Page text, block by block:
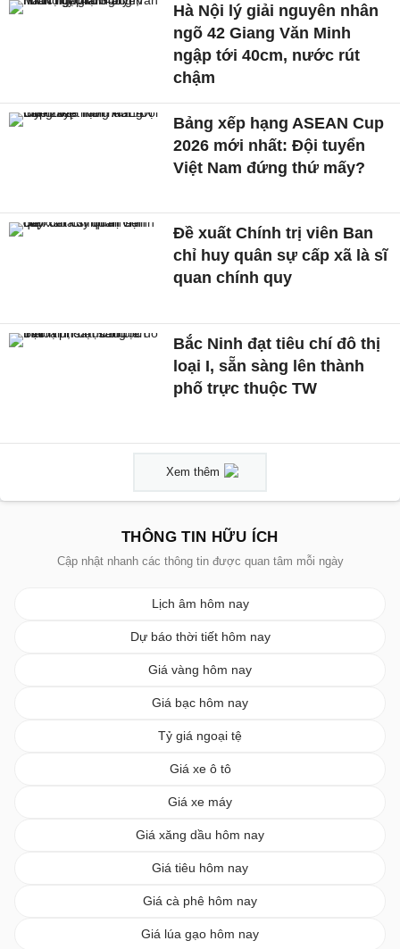
Hà Nội lý giải nguyên nhân
ngõ 42 Giang Văn Minh
ngập tới 40cm, nước rút
chậm
Bảng xếp hạng ASEAN Cup
2026 mới nhất: Đội tuyển
Việt Nam đứng thứ mấy?
Đề xuất Chính trị viên Ban
chỉ huy quân sự cấp xã là sĩ
quan chính quy
Bắc Ninh đạt tiêu chí đô thị
loại I, sẵn sàng lên thành
phố trực thuộc TW
Xem thêm
THÔNG TIN HỮU ÍCH
Cập nhật nhanh các thông tin được quan tâm mỗi ngày
Lịch âm hôm nay
Dự báo thời tiết hôm nay
Giá vàng hôm nay
Giá bạc hôm nay
Tỷ giá ngoại tệ
Giá xe ô tô
Giá xe máy
Giá xăng dầu hôm nay
Giá tiêu hôm nay
Giá cà phê hôm nay
Giá lúa gạo hôm nay